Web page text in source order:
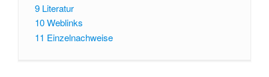
9 Literatur
10Weblinks
11 Einzelnachweise